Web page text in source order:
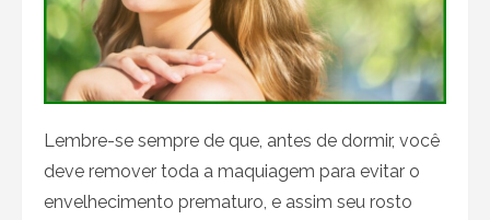
Lembre-se sempre de que, antes de dormir, você
deve remover toda a maquiagem para evitar o
envelhecimento prematuro, e assim seu rosto